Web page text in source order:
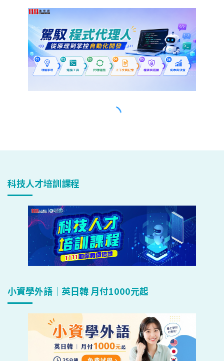
科技人才培訓課程
小資學外語｜英日韓 月付1000元起